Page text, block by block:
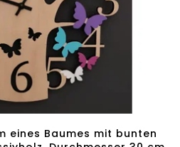
eines Baumes mit bunten